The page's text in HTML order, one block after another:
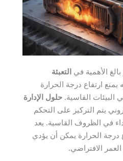
بالغ الأهمية في التعبئة
يمنع ارتفاع درجة الحرارة
البيئات القاسية. حلول الإدارة
يتم التركيز على التحكم
في الظروف القاسية. يعد
درجة الحرارة يمكن أن يؤدي
الافتراضي.